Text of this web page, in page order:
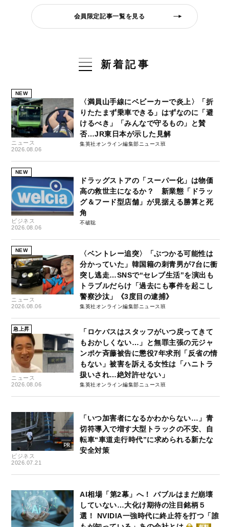
会員限定記事一覧を見る
新着記事
NEW
ニュース
2026.08.06
〈満員山手線にベビーカーで炎上〉「折
りたたまず乗車できる」はずなのに「避
けるべき」「みんなで守るもの」と賛
否…JR東日本が示した見解
集英社オンライン編集部ニュース班
NEW
ビジネス
2026.08.06
ドラッグストアの「スーパー化」は物価
高の救世主になるか？ 新業態「ドラッ
グ＆フード型店舗」が見据える勝算と死
角
不破聡
NEW
ニュース
2026.08.06
〈ベントレー追突〉「ぶつかる可能性は
分かっていた」韓国籍の刺青男が7台に衝
突し逃走…SNSで“セレブ生活”を演出も
トラブルだらけ「過去にも事件を起こし
警察沙汰」《3度目の逮捕》
集英社オンライン編集部ニュース班
急上昇
ニュース
2026.08.06
「ロケバスはスタッフがいつ戻ってきて
もおかしくない…」と無罪主張の元ジャ
ンポケ斉藤被告に懲役7年求刑「反省の情
もない」被害を訴える女性は「ハニトラ
扱いされ…絶対許せない」
集英社オンライン編集部ニュース班
ビジネス
2026.07.21
「いつ加害者になるかわからない…」青
切符導入で増す大型トラックの不安、自
転車“車道走行時代”に求められる新たな
安全対策
AI相場「第2幕」へ！ バブルはまだ崩壊
していない…大化け期待の注目銘柄５
選！ NVIDIA一強時代に終止符を打つ「誰